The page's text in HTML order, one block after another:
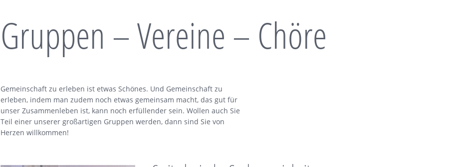
Gruppen – Vereine – Chöre
Gemeinschaft zu erleben ist etwas Schönes. Und Gemeinschaft zu
erleben, indem man zudem noch etwas gemeinsam macht, das gut für
unser Zusammenleben ist, kann noch erfüllender sein. Wollen auch Sie
Teil einer unserer großartigen Gruppen werden, dann sind Sie von
Herzen willkommen!